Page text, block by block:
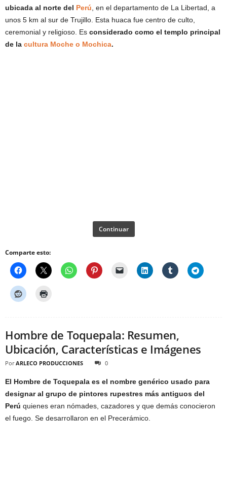
ubicada al norte del Perú , en el departamento de La Libertad, a
unos 5 km al sur de Trujillo. Esta huaca fue centro de culto,
ceremonial y religioso. Es considerado como el templo principal
de la cultura Moche o Mochica.
Continuar
Comparte esto:
Hombre de Toquepala: Resumen,
Ubicación, Características e Imágenes
Por ARLECO PRODUCCIONES 0
El Hombre de Toquepala es el nombre genérico usado para
designar al grupo de pintores rupestres más antiguos del
Perú quienes eran nómades, cazadores y que demás conocieron
el fuego. Se desarrollaron en el Precerámico.